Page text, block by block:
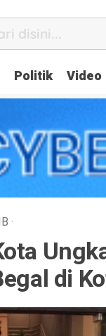
Politik Video
·
di